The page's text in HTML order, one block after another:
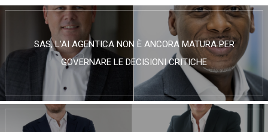
SAS, L’AI AGENTICA NON È ANCORA MATURA PER
GOVERNARE LE DECISIONI CRITICHE